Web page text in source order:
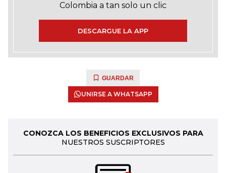
Colombia a tan solo un clic
DESCARGUE LA APP
GUARDAR
UNIRSE A WHATSAPP
CONOZCA LOS BENEFICIOS EXCLUSIVOS PARA
NUESTROS SUSCRIPTORES